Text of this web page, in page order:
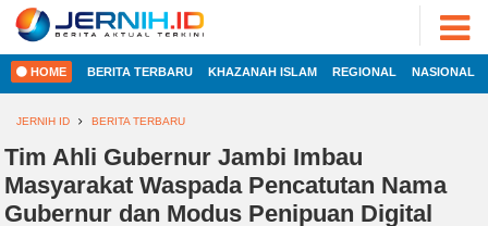
HOME
ADVERTORIAL
FOTO
VIDEO
PESONA
JAMBI
PESONA
INDONESIA
2022
JERNIH.ID
•
Developed
HOME BERITA TERBARU KHAZANAH ISLAM REGIONAL NASIONAL
JERNIH ID BERITA TERBARU
Tim Ahli Gubernur Jambi Imbau
Masyarakat Waspada Pencatutan Nama
Gubernur dan Modus Penipuan Digital